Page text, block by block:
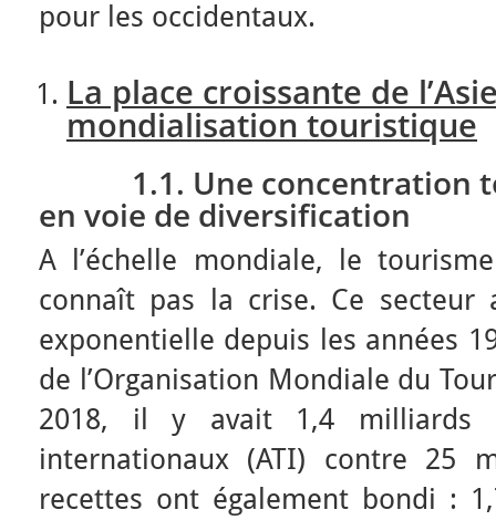
pour les occidentaux.
La place croissante de
mondialisation touristique
1.1. Une concentration
en voie de diversification
A l’échelle mondiale, le
connaît pas la crise. Ce secteur
exponentielle depuis les années
de l’Organisation Mondiale du
2018, il y avait 1,4 milliards
internationaux (ATI) contre 25
recettes ont également bondi :